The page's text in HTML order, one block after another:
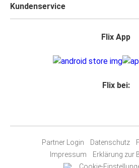
Kundenservice
Flix App
Flix bei:
Partner Login Datenschutz
Impressum
Erklärung zur
Cookie-